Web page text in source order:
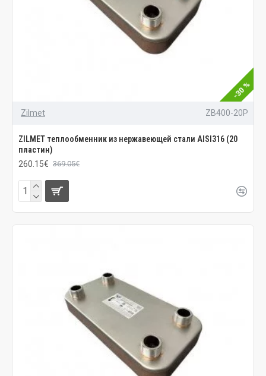
-30 %
Zilmet ZB400-20P
ZILMET теплообменник из нержавеющей стали AISI316 (20
пластин)
260.15€ 369.05€